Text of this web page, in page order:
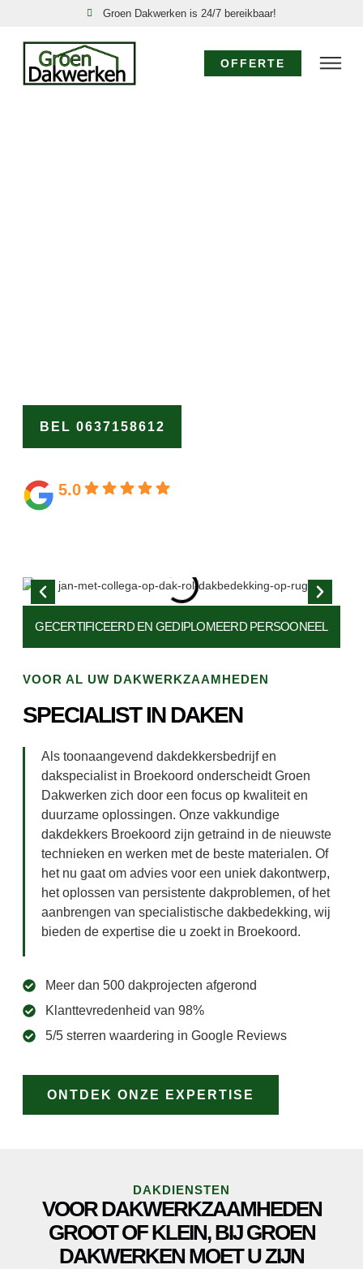
Groen Dakwerken is 24/7 bereikbaar!
OFFERTE
BEL 0637158612
5.0
GECERTIFICEERD EN GEDIPLOMEERD PERSOONEEL
VOOR AL UW DAKWERKZAAMHEDEN
SPECIALIST IN DAKEN
Als toonaangevend dakdekkersbedrijf en
dakspecialist in Broekoord onderscheidt Groen
Dakwerken zich door een focus op kwaliteit en
duurzame oplossingen. Onze vakkundige
dakdekkers Broekoord zijn getraind in de nieuwste
technieken en werken met de beste materialen. Of
het nu gaat om advies voor een uniek dakontwerp,
het oplossen van persistente dakproblemen, of het
aanbrengen van specialistische dakbedekking, wij
bieden de expertise die u zoekt in Broekoord.
Meer dan 500 dakprojecten afgerond
Klanttevredenheid van 98%
5/5 sterren waardering in Google Reviews
ONTDEK ONZE EXPERTISE
DAKDIENSTEN
VOOR DAKWERKZAAMHEDEN
GROOT OF KLEIN, BIJ GROEN
DAKWERKEN MOET U ZIJN